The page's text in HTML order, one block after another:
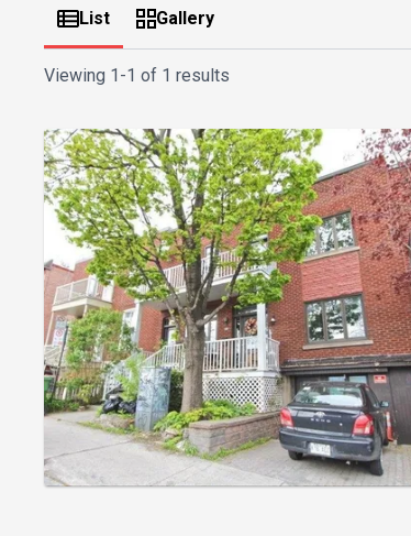
List Gallery
Viewing 1-1 of 1 results